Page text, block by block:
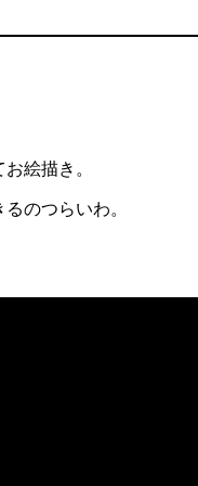
絵描き。
のつらいわ。